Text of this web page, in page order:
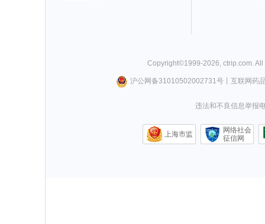
Copyright©1999-2026 ctrip.com .
沪公网备31010502002731号丨 互联网药
违法和不良信息举报
上海市监
网络社会
征信网